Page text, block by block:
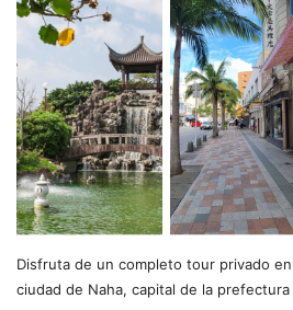
Disfruta de un completo tour privado
ciudad de Naha, capital de la